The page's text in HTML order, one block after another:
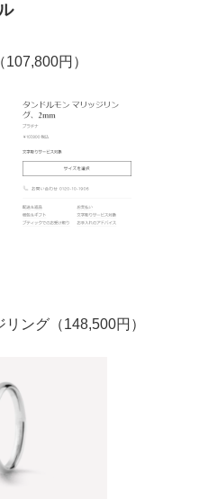
円）
ング（148,500円）